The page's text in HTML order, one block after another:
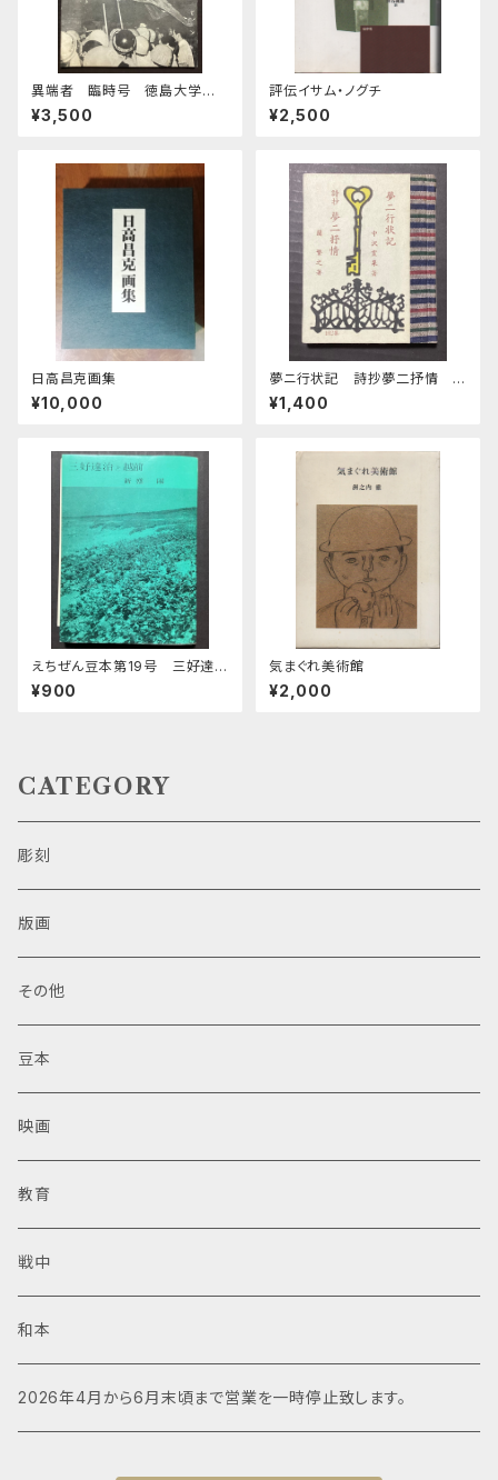
異端者 臨時号 徳島大学医
学部斗争中間総括
¥3,500
評伝イサム・ノグチ
¥2,500
日高昌克画集
¥10,000
夢ニ行状記 詩抄夢二抒情
緑の笛豆本第26期第102集
¥1,400
えちぜん豆本第19号 三好達治
と越前
¥900
気まぐれ美術館
¥2,000
CATEGORY
彫刻
版画
その他
豆本
映画
教育
戦中
和本
2026年4月から6月末頃まで営業を一時停止致します。